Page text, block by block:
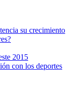
su crecimiento
2015
con los deportes